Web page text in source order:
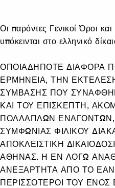
Οι παρόντες Γενικοί Όροι
υπόκεινται στο ελληνικό
ΟΠΟΙΑΔΗΠΟΤΕ ΔΙΑΦΟΡΑ
ΕΡΜΗΝΕΙΑ, ΤΗΝ
ΣΥΜΒΑΣΗΣ ΠΟΥ
ΚΑΙ ΤΟΥ ΕΠΙΣΚΕΠΤΗ,
ΠΟΛΛΑΠΛΩΝ ΕΝΑΓΟΝΤΩΝ,
ΣΥΜΦΩΝΙΑΣ ΦΙΛΙΚΟΥ
ΑΠΟΚΛΕΙΣΤΙΚΗ
ΑΘΗΝΑΣ. Η ΕΝ ΛΟΓΩ
ΑΝΕΞΑΡΤΗΤΑ ΑΠΟ ΤΟ
ΠΕΡΙΣΣΟΤΕΡΟΙ ΤΟΥ